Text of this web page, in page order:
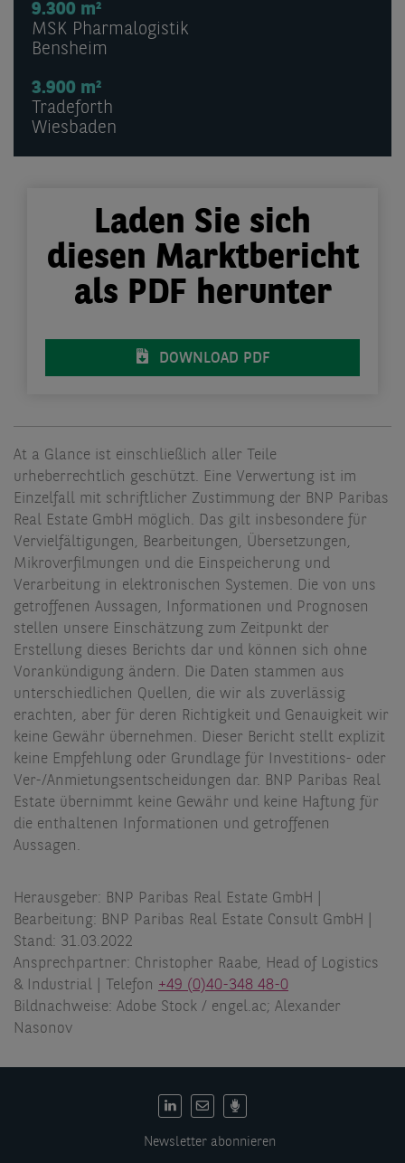
9.300 m²
MSK Pharmalogistik
Bensheim
3.900 m²
Tradeforth
Wiesbaden
Laden Sie sich
diesen Marktbericht
als PDF herunter
DOWNLOAD PDF
At a Glance ist einschließlich aller Teile
urheberrechtlich geschützt. Eine Verwertung ist im
Einzelfall mit schriftlicher Zustimmung der BNP Paribas
Real Estate GmbH möglich. Das gilt insbesondere für
Vervielfältigungen, Bearbeitungen, Übersetzungen,
Mikroverfilmungen und die Einspeicherung und
Verarbeitung in elektronischen Systemen. Die von uns
getroffenen Aussagen, Informationen und Prognosen
stellen unsere Einschätzung zum Zeitpunkt der
Erstellung dieses Berichts dar und können sich ohne
Vorankündigung ändern. Die Daten stammen aus
unterschiedlichen Quellen, die wir als zuverlässig
erachten, aber für deren Richtigkeit und Genauigkeit wir
keine Gewähr übernehmen. Dieser Bericht stellt explizit
keine Empfehlung oder Grundlage für Investitions- oder
Ver-/Anmietungsentscheidungen dar. BNP Paribas Real
Estate übernimmt keine Gewähr und keine Haftung für
die enthaltenen Informationen und getroffenen
Aussagen.
Herausgeber: BNP Paribas Real Estate GmbH |
Bearbeitung: BNP Paribas Real Estate Consult GmbH |
Stand: 31.03.2022
Ansprechpartner: Christopher Raabe, Head of Logistics
& Industrial | Telefon +49 (0)40-348 48-0
Bildnachweise: Adobe Stock / engel.ac; Alexander
Nasonov
Newsletter abonnieren